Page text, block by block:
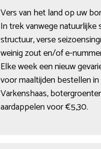
Vers van het land op uw
In trek vanwege natuurlijke
structuur, verse
weinig zout en/of e-
Elke week een nieuw
voor maaltijden bestellen
Varkenshaas,
aardappelen voor €5,30.